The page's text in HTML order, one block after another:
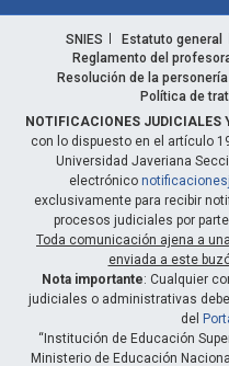
SNIES Estatuto general
Reglamento del
Resolución de la
Política de
NOTIFICACIONES JUDICIALES
con lo dispuesto en el artículo
Universidad Javeriana
electrónico
exclusivamente para recibir
procesos judiciales por
Toda comunicación ajena a
enviada a este
Nota importante: Cualquier
judiciales o administrativas
del
“Institución de Educación
Ministerio de Educación